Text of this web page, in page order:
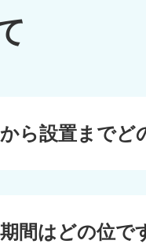
ら設置までど
間はどの位で